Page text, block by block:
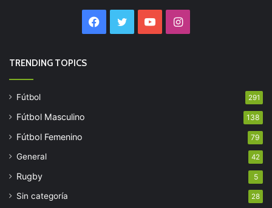
Facebook
TwitterYouTubeInstagram
TRENDING TOPICS
Fútbol 291
Fútbol Masculino 138
Fútbol Femenino 79
General 42
Rugby 5
Sin categoría 28